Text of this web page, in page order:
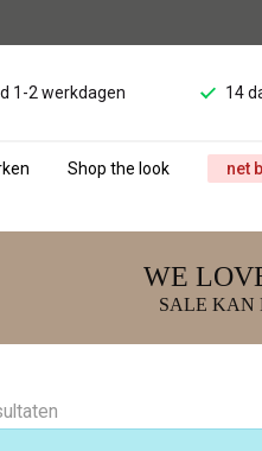
1-2 werkdagen 14
Shop the look net
WE
SALE KAN